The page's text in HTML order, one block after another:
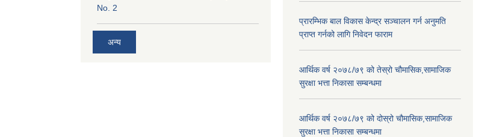
No. 2
अन्य
प्रारम्भिक बाल विकास केन्द्र सञ्चालन गर्न अनुमति
प्राप्त गर्नको लागि निवेदन फाराम
आर्थिक वर्ष २०७८/७९ को तेस्रो चौमासिक,सामाजिक
सुरक्षा भत्ता निकासा सम्बन्धमा
आर्थिक वर्ष २०७८/७९ को दोस्रो चौमासिक,सामाजिक
सुरक्षा भत्ता निकासा सम्बन्धमा